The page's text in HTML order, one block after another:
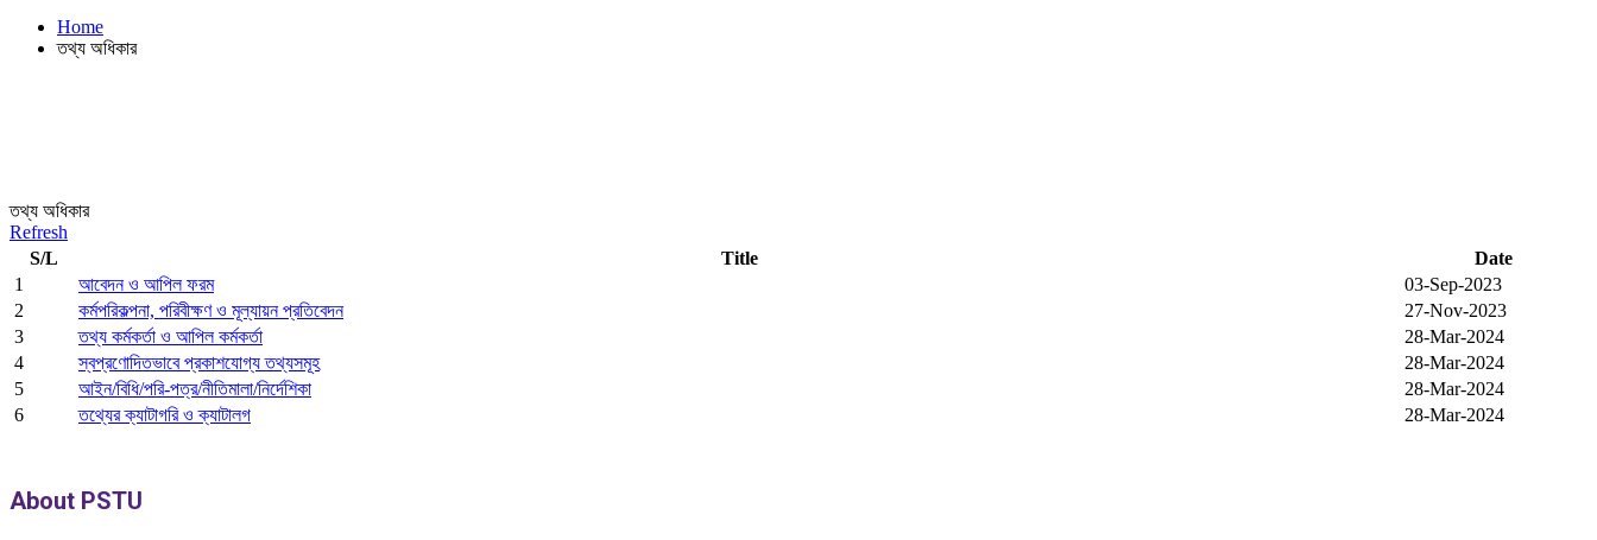
Home
তথ্য অধিকার
তথ্য অধিকার
Refresh
S/L
Title
Date
1
আবেদন ও আপিল ফরম
03-Sep-2023
2
কর্মপরিকল্পনা, পরিবীক্ষণ ও মূল্যায়ন প্রতিবেদন
27-Nov-2023
3
তথ্য কর্মকর্তা ও আপিল কর্মকর্তা
28-Mar-2024
4
স্বপ্রণোদিতভাবে প্রকাশযোগ্য তথ্যসমূহ
28-Mar-2024
5
আইন/বিধি/পরি-পত্র/নীতিমালা/নির্দেশিকা
28-Mar-2024
6
তথ্যের ক্যাটাগরি ও ক্যাটালগ 28-Mar-2024
About PSTU